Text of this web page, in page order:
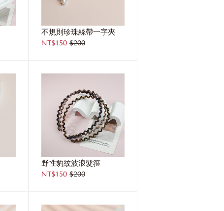
不規則珍珠絲帶一字夾
NT$150 $200
野性豹紋波浪髮箍
NT$150 $200